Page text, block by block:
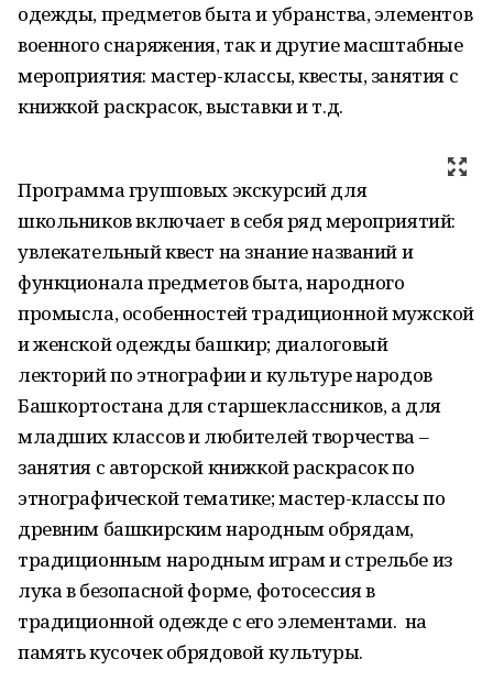
одежды, предметов быта и убранства, элементов
военного снаряжения, так и другие масштабные
мероприятия: мастер-классы, квесты, занятия с
книжкой раскрасок, выставки и т.д.
Программа групповых экскурсий для
школьников включает в себя ряд мероприятий:
увлекательный квест на знание названий и
функционала предметов быта, народного
промысла, особенностей традиционной мужской
и женской одежды башкир; диалоговый
лекторий по этнографии и культуре народов
Башкортостана для старшеклассников, а для
младших классов и любителей творчества –
занятия с авторской книжкой раскрасок по
этнографической тематике; мастер-классы по
древним башкирским народным обрядам,
традиционным народным играм и стрельбе из
лука в безопасной форме, фотосессия в
традиционной одежде с его элементами. на
память кусочек обрядовой культуры.